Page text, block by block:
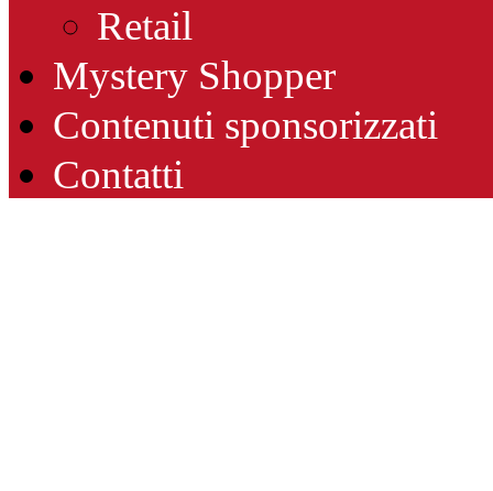
Retail
Mystery Shopper
Contenuti sponsorizzati
Contatti